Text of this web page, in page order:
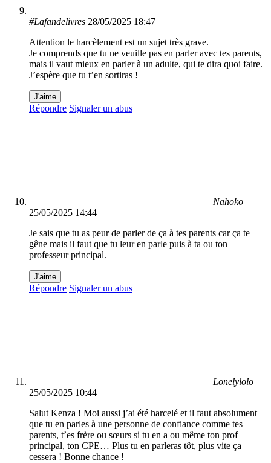
#Lafandelivres 28/05/2025 18:47
Attention le harcèlement est un sujet très grave.
Je comprends que tu ne veuille pas en parler avec tes parents,
mais il vaut mieux en parler à un adulte, qui te dira quoi faire.
J’espère que tu t’en sortiras !
J'aime
Répondre Signaler un abus
Nahoko
25/05/2025 14:44
Je sais que tu as peur de parler de ça à tes parents car ça te
gêne mais il faut que tu leur en parle puis à ta ou ton
professeur principal.
J'aime
Répondre Signaler un abus
Lonelylolo
25/05/2025 10:44
Salut Kenza ! Moi aussi j’ai été harcelé et il faut absolument
que tu en parles à une personne de confiance comme tes
parents, t’es frère ou sœurs si tu en a ou même ton prof
principal, ton CPE… Plus tu en parleras tôt, plus vite ça
cessera ! Bonne chance !